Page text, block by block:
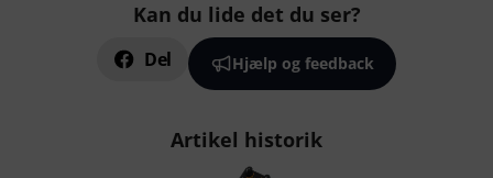
Kan du lide det du ser?
Del Hjælp og feedback
Artikel historik